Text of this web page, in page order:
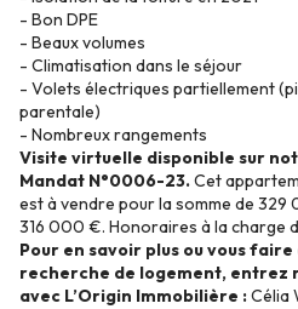
- Bon DPE
- Beaux volumes
- Climatisation dans le séjour
- Volets électriques partiellement
parentale)
- Nombreux rangements
Visite virtuelle disponible sur
Mandat N°0006-23.Cet
est à vendre pour la somme de 329
316 000 €. Honoraires à la charge
Pour en savoir plus ou vous
recherche de logement, entrez
avec L’Origin Immobilière :Célia